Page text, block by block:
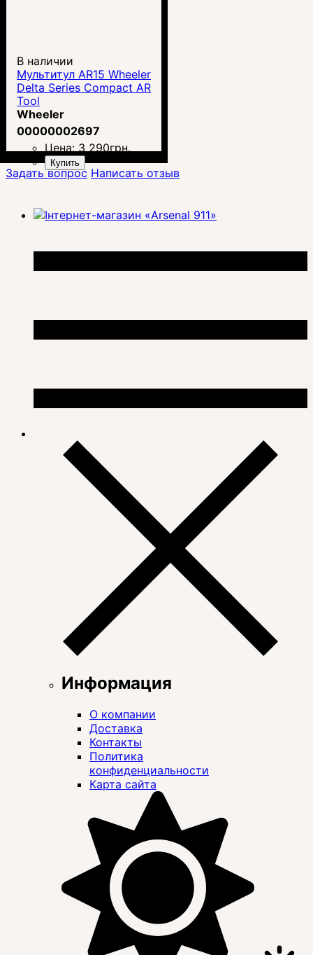
В наличии
Mультитул AR15 Wheeler
Delta Series Compact AR
Tool
Wheeler
00000002697
Цена: 3 290грн.
Купить
Задать вопрос Написать отзыв
Информация
О компании
Доставка
Контакты
Политика
конфиденциальности
Карта сайта